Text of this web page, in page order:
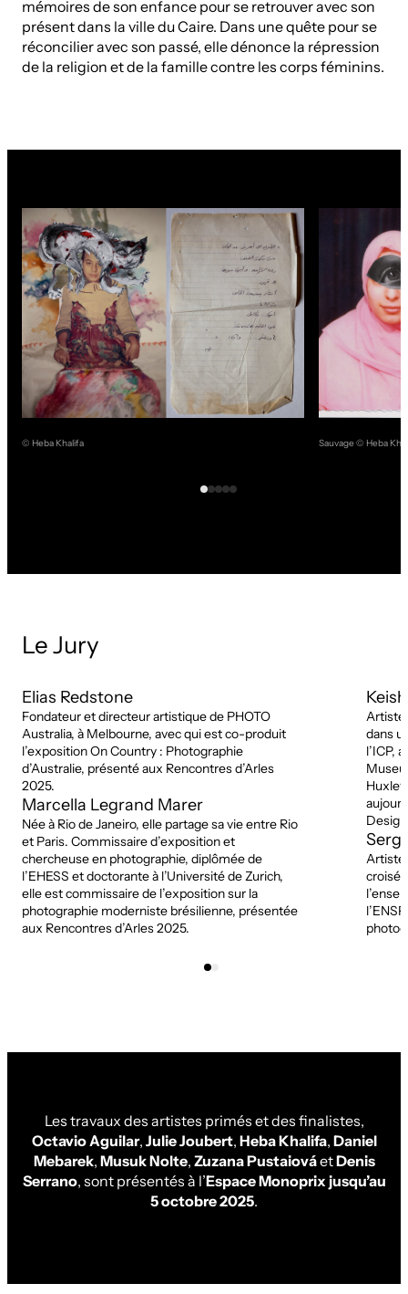
mémoires de son enfance pour se retrouver avec son
présent dans la ville du Caire. Dans une quête pour se
réconcilier avec son passé, elle dénonce la répression
de la religion et de la famille contre les corps féminins.
© Heba Khalifa Sauvage © Heba
Le Jury
Elias Redstone
Fondateur et directeur artistique de PHOTO
Australia, à Melbourne, avec qui est co-produit
l’exposition On Country : Photographie
d’Australie, présenté aux Rencontres d’Arles
2025.
Marcella Legrand Marer
Née à Rio de Janeiro, elle partage sa vie entre Rio
et Paris. Commissaire d’exposition et
chercheuse en photographie, diplômée de
l’EHESS et doctorante à l’Université de Zurich,
elle est commissaire de l’exposition sur la
photographie moderniste brésilienne, présentée
aux Rencontres d’Arles 2025.
Artiste
dans
l’ICP,
Les travaux des artistes primés et des finalistes,
Octavio Aguilar, Julie Joubert, Heba Khalifa, Daniel
Mebarek, MusukNolte, Zuzana PustaiováetDenis
Serrano, sont présentés à l’Espace Monoprix jusqu’au
5 octobre 2025.